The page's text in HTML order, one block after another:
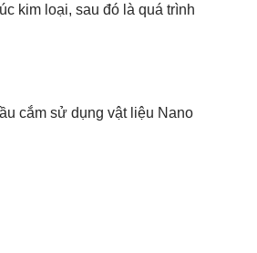
kim loại, sau đó là quá trình
cắm sử dụng vật liệu Nano